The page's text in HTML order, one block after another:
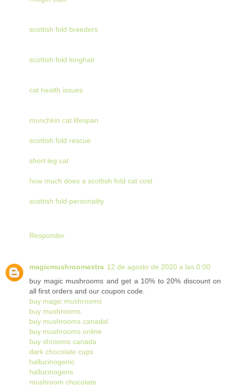
scottish fold breeders
scottish fold longhair
cat health issues
munchkin cat lifespan
scottish fold rescue
short leg cat
how much does a scottish fold cat cost
scottish fold personality
Responder
magicmushroomextra 12 de agosto de 2020 a las 0:00
buy magic mushrooms and get a 10% to 20% discount on
all first orders and our coupon code.
buy magic mushrooms
buy mushrooms
buy mushrooms canadal
buy mushrooms online
buy shrooms canada
dark chocolate cups
hallucinogenic
hallucinogens
mushroom chocolate